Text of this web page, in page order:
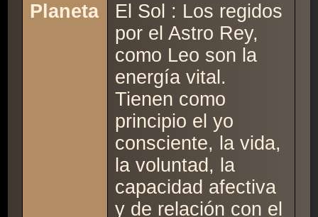
Planeta
El Sol : Los regidos
por el Astro Rey,
como Leo son la
energía vital.
Tienen como
principio el yo
consciente, la vida,
la voluntad, la
capacidad afectiva
y de relación con el